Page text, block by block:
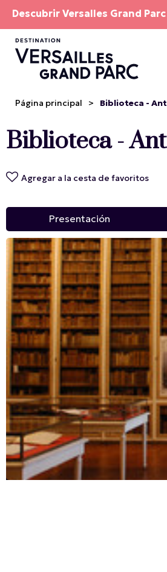
Descubrir Versalles Grand Parc
Página principal > Biblioteca -
Biblioteca -
Agregar a la cesta de favoritos
Presentación